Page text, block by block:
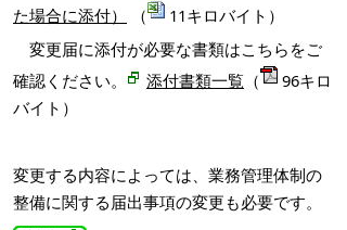
た場合に添付）
（
11キロバイト）
変更届に添付が必要な書類はこちらをご
確認ください。
添付書類一覧 （
96キロ
バイト）
変更する内容によっては、業務管理体制の
整備に関する届出事項の変更も必要です。